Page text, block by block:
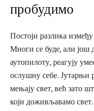
пробудимо
Постоји разлика
Многи се буде, али још
аутопилоту, реагују
ослушну себе. Јутарњи
мењају свет, већ зато
који доживљавамо свет.